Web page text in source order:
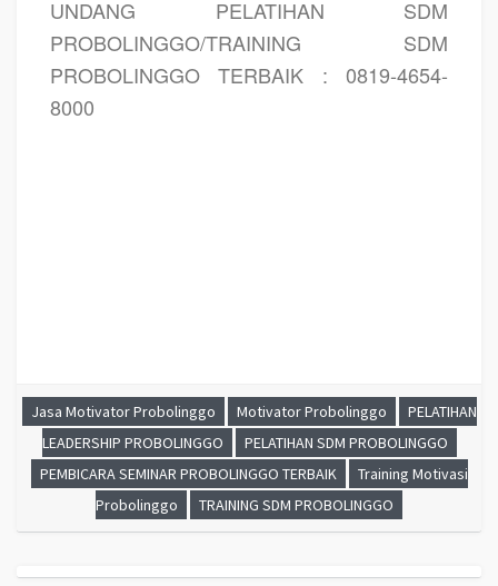
UNDANG PELATIHAN SDM
PROBOLINGGO/TRAINING SDM
PROBOLINGGO TERBAIK : 0819-4654-
8000
Jasa Motivator Probolinggo Motivator Probolinggo
PELATIHAN
LEADERSHIP PROBOLINGGO
PELATIHAN SDM PROBOLINGGO
PEMBICARA SEMINAR PROBOLINGGO TERBAIK
Training Motivasi
Probolinggo
TRAINING SDM PROBOLINGGO